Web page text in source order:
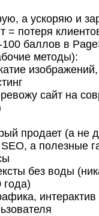
а ускоряю и
= потеря
баллов в
методы):
сайт на
продает (а не
а полезные
без воды
года)
интерактив